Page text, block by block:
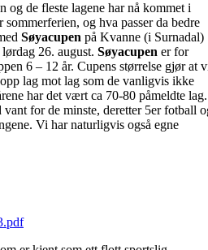
og de fleste lagene har nå kommet i
og hva passer da bedre
Søyacupen på Kvanne (i Surnadal)
26. august. Søyacupen er for
6 – 12 år. Cupens størrelse gjør at
lag mot lag som de vanligvis ikke
har det vært ca 70-80 påmeldte lag.
for de minste, deretter 5er fotball
Vi har naturligvis også egne